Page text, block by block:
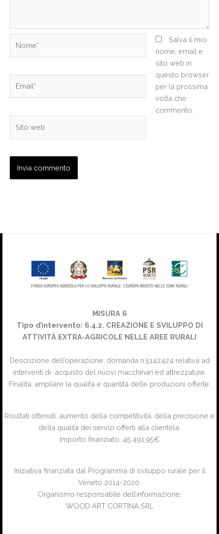
web
Salva il mio
nome, email e
sito web in
questo browser
per la prossima
volta che
commento.
MISURA 6
Tipo d’intervento: 6.4.2. CREAZIONE E SVILUPPO DI
ATTIVITÀ EXTRA-AGRICOLE NELLE AREE RURALI
Descrizione dell’operazione: domanda n.5142424 relativa ad
interventi di acquisto del nuovi macchinari ed attrezzature.
Finalità: ampliare la qualità e quantità delle produzioni offerte.
Risultati ottenuti: aumento della competitività, della precisione e
della qualità dei servizi offerti alla clientela.
Importo finanziato: 45.491,95€
Iniziativa finanziata dal Programma di sviluppo rurale per il
Veneto 2014-2020.
Organismo responsabile dell’informazione:
WOOD ART CORTINA SRL